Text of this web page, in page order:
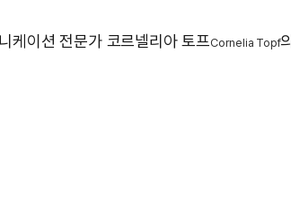
케이션 전문가 코르넬리아 토프Cornelia Topf